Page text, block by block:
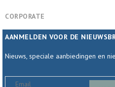
CORPORATE
AANMELDEN VOOR DE
Nieuws, speciale aanbiedingen en